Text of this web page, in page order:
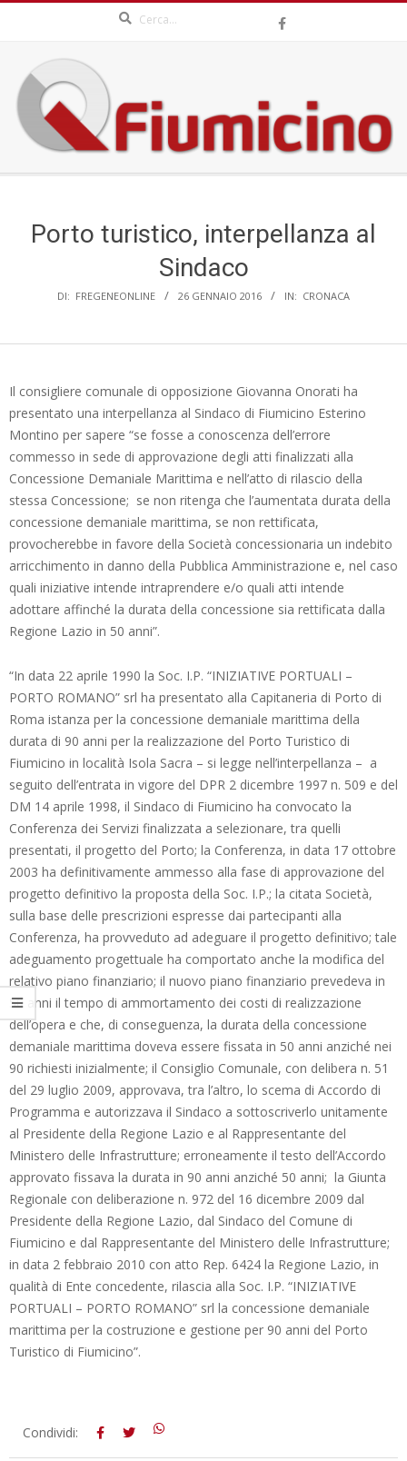
content
QFIUMICINO.COM
Porto turistico, interpellanza al
Sindaco
DI: FREGENEONLINE 26 GENNAIO 2016 IN: CRONACA
Il consigliere comunale di opposizione Giovanna Onorati ha
presentato una interpellanza al Sindaco di Fiumicino Esterino
Montino per sapere “se fosse a conoscenza dell’errore
commesso in sede di approvazione degli atti finalizzati alla
Concessione Demaniale Marittima e nell’atto di rilascio della
stessa Concessione; se non ritenga che l’aumentata durata della
concessione demaniale marittima, se non rettificata,
provocherebbe in favore della Società concessionaria un indebito
arricchimento in danno della Pubblica Amministrazione e, nel caso
quali iniziative intende intraprendere e/o quali atti intende
adottare affinché la durata della concessione sia rettificata dalla
Regione Lazio in 50 anni”.
“In data 22 aprile 1990 la Soc. I.P. “INIZIATIVE PORTUALI –
PORTO ROMANO” srl ha presentato alla Capitaneria di Porto di
Roma istanza per la concessione demaniale marittima della
durata di 90 anni per la realizzazione del Porto Turistico di
Fiumicino in località Isola Sacra – si legge nell’interpellanza – a
seguito dell’entrata in vigore del DPR 2 dicembre 1997 n. 509 e del
DM 14 aprile 1998, il Sindaco di Fiumicino ha convocato la
Conferenza dei Servizi finalizzata a selezionare, tra quelli
presentati, il progetto del Porto; la Conferenza, in data 17 ottobre
2003 ha definitivamente ammesso alla fase di approvazione del
progetto definitivo la proposta della Soc. I.P.; la citata Società,
sulla base delle prescrizioni espresse dai partecipanti alla
Conferenza, ha provveduto ad adeguare il progetto definitivo; tale
adeguamento progettuale ha comportato anche la modifica del
relativo piano finanziario; il nuovo piano finanziario prevedeva in
50 anni il tempo di ammortamento dei costi di realizzazione
dell’opera e che, di conseguenza, la durata della concessione
demaniale marittima doveva essere fissata in 50 anni anziché nei
90 richiesti inizialmente; il Consiglio Comunale, con delibera n. 51
del 29 luglio 2009, approvava, tra l’altro, lo scema di Accordo di
Programma e autorizzava il Sindaco a sottoscriverlo unitamente
al Presidente della Regione Lazio e al Rappresentante del
Ministero delle Infrastrutture; erroneamente il testo dell’Accordo
approvato fissava la durata in 90 anni anziché 50 anni; la Giunta
Regionale con deliberazione n. 972 del 16 dicembre 2009 dal
Presidente della Regione Lazio, dal Sindaco del Comune di
Fiumicino e dal Rappresentante del Ministero delle Infrastrutture;
in data 2 febbraio 2010 con atto Rep. 6424 la Regione Lazio, in
qualità di Ente concedente, rilascia alla Soc. I.P. “INIZIATIVE
PORTUALI – PORTO ROMANO” srl la concessione demaniale
marittima per la costruzione e gestione per 90 anni del Porto
Turistico di Fiumicino”.
2016-
Condividi: